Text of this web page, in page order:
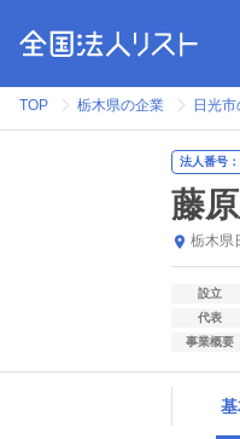
TOP 栃木県の企業 日光
法人番号
藤
栃木県
設立
代表
事業概要